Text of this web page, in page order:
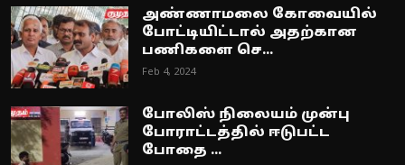
அண்ணாமலை கோவையில்
போட்டியிட்டால் அதற்கான
பணிகளை செ...
Feb 4, 2024
போலிஸ் நிலையம் முன்பு
போராட்டத்தில் ஈடுபட்ட
போதை ...